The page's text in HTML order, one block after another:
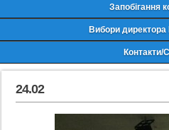
Запобігання
Вибори директора
Контакти/
24.02